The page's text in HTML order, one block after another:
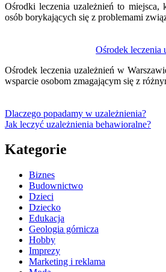
Ośrodki leczenia uzależnień to miejsca,
osób borykających się z problemami
Ośrodek leczenia
Ośrodek leczenia uzależnień w
wsparcie osobom zmagającym się z
Dlaczego popadamy w uzależnienia?
Jak leczyć uzależnienia behawioralne?
Kategorie
Biznes
Budownictwo
Dzieci
Dziecko
Edukacja
Geologia górnicza
Hobby
Imprezy
Marketing i reklama